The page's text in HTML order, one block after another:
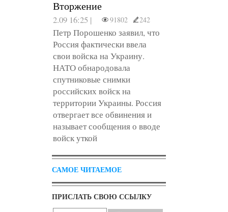
Вторжение
2.09 16:25 | 91802 242
Петр Порошенко заявил, что
Россия фактически ввела
свои войска на Украину.
НАТО обнародовала
спутниковые снимки
российских войск на
территории Украины. Россия
отвергает все обвинения и
называет сообщения о вводе
войск уткой
САМОЕ ЧИТАЕМОЕ
ПРИСЛАТЬ СВОЮ ССЫЛКУ